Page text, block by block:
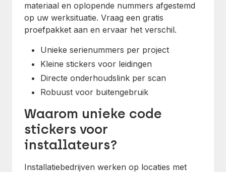
materiaal en oplopende nummers afgestemd
op uw werksituatie. Vraag een gratis
proefpakket aan en ervaar het verschil.
Unieke serienummers per project
Kleine stickers voor leidingen
Directe onderhoudslink per scan
Robuust voor buitengebruik
Waarom unieke code
stickers voor
installateurs?
Installatiebedrijven werken op locaties met